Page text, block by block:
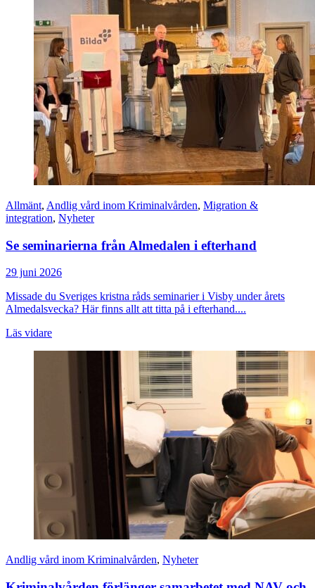
Allmänt, Andlig vård inom Kriminalvården, Migration &
integration, Nyheter
Se seminarierna från Almedalen i efterhand
29 juni 2026
Missade du Sveriges kristna råds seminarier i Visby under årets
Almedalsvecka? Här finns allt att titta på i efterhand....
Läs vidare
Andlig vård inom Kriminalvården, Nyheter